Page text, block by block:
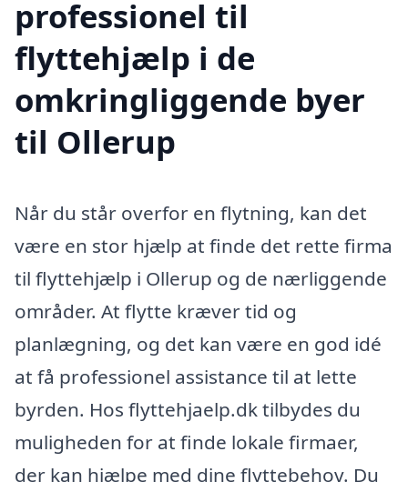
professionel til
flyttehjælp i de
omkringliggende byer
til Ollerup
Når du står overfor en flytning, kan det
være en stor hjælp at finde det rette firma
til flyttehjælp i Ollerup og de nærliggende
områder. At flytte kræver tid og
planlægning, og det kan være en god idé
at få professionel assistance til at lette
byrden. Hos flyttehjaelp.dk tilbydes du
muligheden for at finde lokale firmaer,
der kan hjælpe med dine flyttebehov. Du